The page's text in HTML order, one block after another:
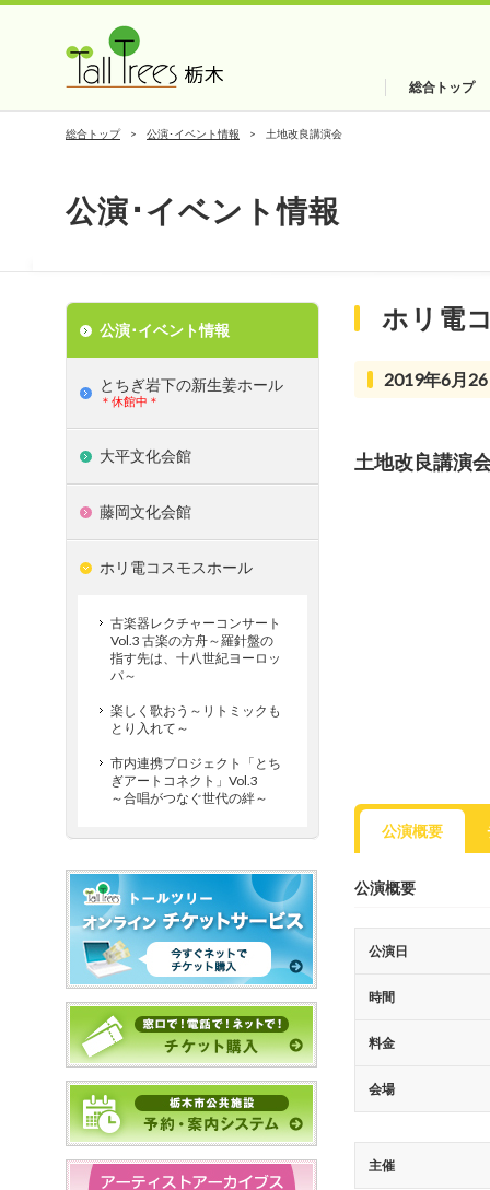
総合トップ
総合トップ 公演･イベント情報 土地改良講演会
公演･イベント情報
ホリ電
2019年6月
土地改良講演
公演概要
公演概要
公演日
時間
料金
会場
主催
公演･イベント情報
とちぎ岩下の新⽣姜ホール
＊休館中＊
大平文化会館
藤岡文化会館
ホリ電コスモスホール
古楽器レクチャーコンサート
Vol.3 古楽の方舟～羅針盤の
指す先は、十八世紀ヨーロッ
パ～
楽しく歌おう～リトミックも
とり入れて～
市内連携プロジェクト「とち
ぎアートコネクト」Vol.3
～合唱がつなぐ世代の絆～